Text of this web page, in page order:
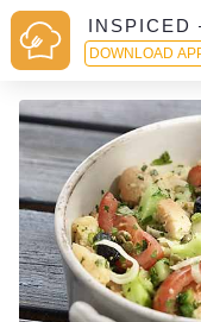
INSPICED
DOWNLOAD